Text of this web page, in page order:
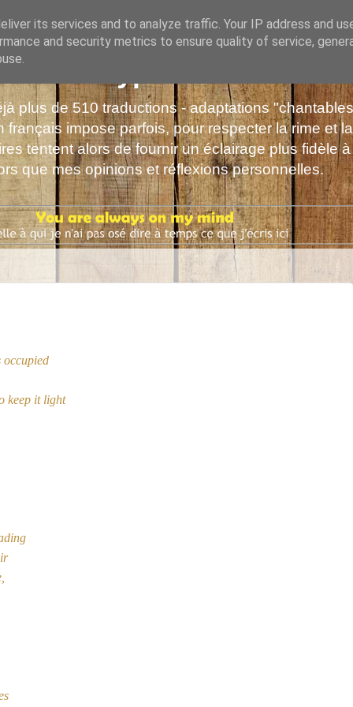
de Polyphrène
plus de 510 traductions - adaptations
impose parfois, pour respecter la rime et
tentent alors de fournir un éclairage plus fidèle
que mes opinions et réflexions personnelles.
occupied
keep it light
its services and to analyze traffic. Your IP address and
and security metrics to ensure quality of service,